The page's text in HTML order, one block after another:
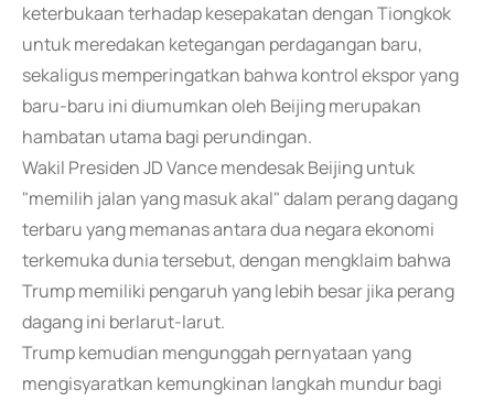
keterbukaan terhadap kesepakatan dengan Tiongkok
untuk meredakan ketegangan perdagangan baru,
sekaligus memperingatkan bahwa kontrol ekspor yang
baru-baru ini diumumkan oleh Beijing merupakan
hambatan utama bagi perundingan.
Wakil Presiden JD Vance mendesak Beijing untuk
"memilih jalan yang masuk akal" dalam perang dagang
terbaru yang memanas antara dua negara ekonomi
terkemuka dunia tersebut, dengan mengklaim bahwa
Trump memiliki pengaruh yang lebih besar jika perang
dagang ini berlarut-larut.
Trump kemudian mengunggah pernyataan yang
mengisyaratkan kemungkinan langkah mundur bagi